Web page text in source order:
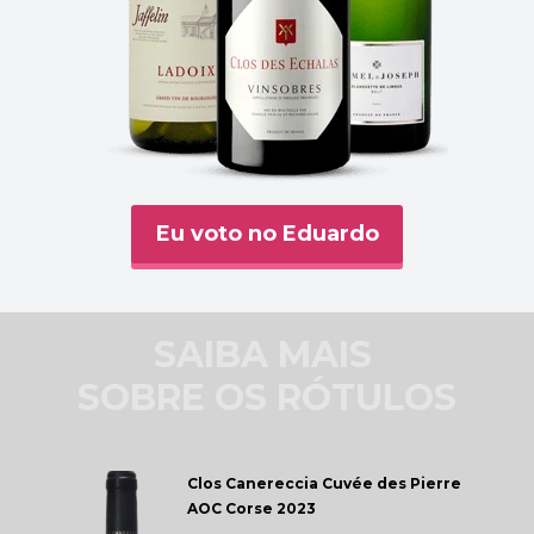
Eu voto no Eduardo
Clos Canereccia Cuvée des Pierre
AOC Corse 2023